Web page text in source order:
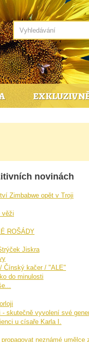
novinách
Zimbabwe opět v Troji
věži
ROŠÁDY
Jiskra
Čínský kačer / "ALE"
do minulosti
skutečně vyvolení své
u císaře Karla I.
neznámé umělce